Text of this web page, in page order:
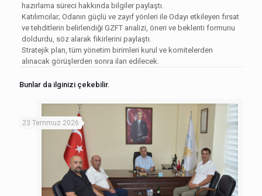
hazırlama süreci hakkında bilgiler paylaştı.
Katılımcılar; Odanın güçlü ve zayıf yönleri ile Odayı etkileyen fırsat
ve tehditlerin belirlendiği GZFT analizi, öneri ve beklenti formunu
doldurdu, söz alarak fikirlerini paylaştı.
Stratejik plan, tüm yönetim birimleri kurul ve komitelerden
alınacak görüşlerden sonra ilan edilecek.
Bunlar da ilginizi çekebilir.
23 Temmuz 2026